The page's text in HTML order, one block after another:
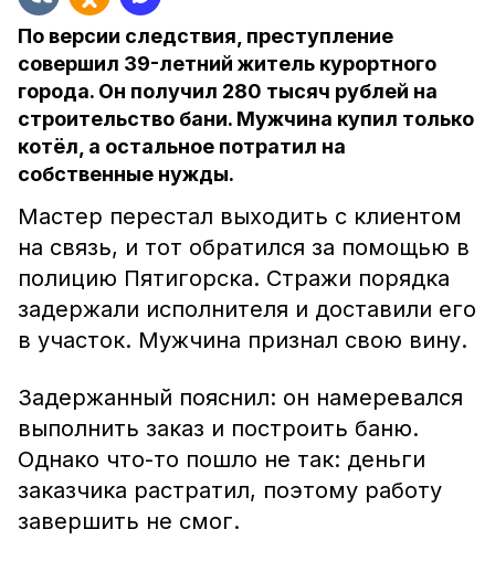
По версии следствия, преступление
совершил 39-летний житель курортного
города. Он получил 280 тысяч рублей на
строительство бани. Мужчина купил только
котёл, а остальное потратил на
собственные нужды.
Мастер перестал выходить с клиентом
на связь, и тот обратился за помощью в
полицию Пятигорска. Стражи порядка
задержали исполнителя и доставили его
в участок. Мужчина признал свою вину.
Задержанный пояснил: он намеревался
выполнить заказ и построить баню.
Однако что-то пошло не так: деньги
заказчика растратил, поэтому работу
завершить не смог.